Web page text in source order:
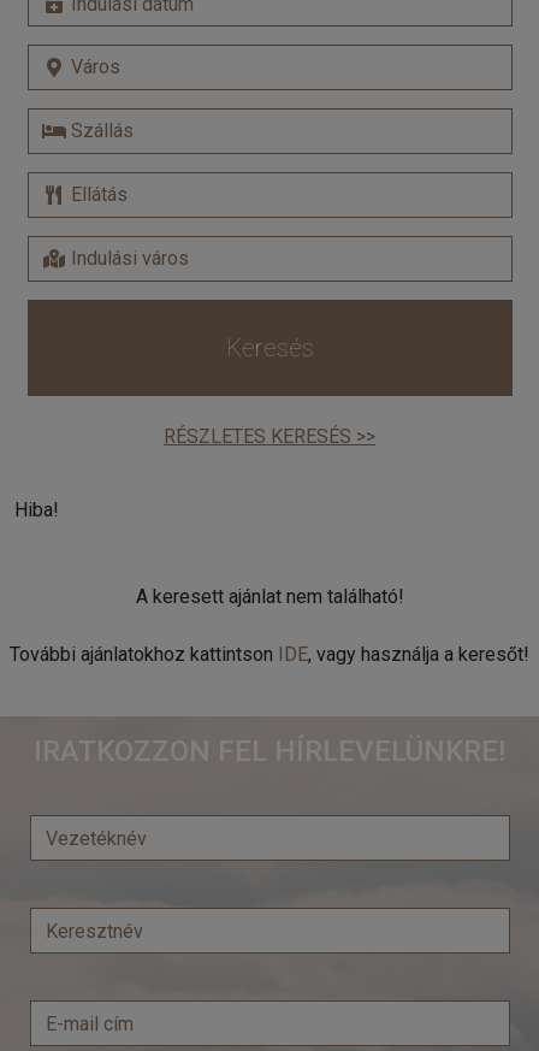
Keresés
RÉSZLETES KERESÉS >>
Hiba!
A keresett ajánlat nem található!
További ajánlatokhoz kattintson IDE, vagy használja a keresőt!
IRATKOZZON FEL HÍRLEVELÜNKRE!